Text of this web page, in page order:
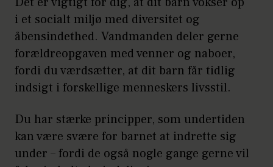
i et socialt miljø med diversitet og
åbensindethed. Vandmanden deler gerne
forældreopgaven med venner og naboer,
fordi du værdsætter, at dit barn får tidlig
indsigt i forskellige menneskers livsstil.
Du har stærke principper, som undertiden
kan være svære for barnet at indrette sig
under – fordi de også nogle gange gerne vil